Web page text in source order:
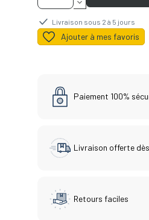
Livraison sous 2 à 5 jours
Ajouter à mes favoris
Paiement 100%
Livraison offerte
Retours faciles